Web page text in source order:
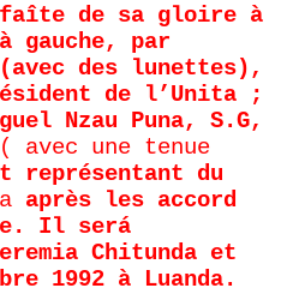
faîte de sa gloire à
gauche, par
des lunettes),
de l’Unita ;
Nzau Puna, S.G,
( avec une tenue
du
après les accord
Il será
Chitunda et
1992 à Luanda.